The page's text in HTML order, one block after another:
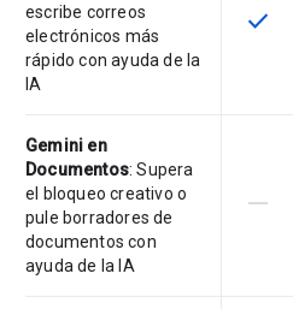
escribe correos
electrónicos más
rápido con ayuda de la
IA
Esta
check
Gemini en
Documentos: Supera
el bloqueo creativo o
pule borradores de
documentos con
ayuda de la IA
Esta
horizontal_rule